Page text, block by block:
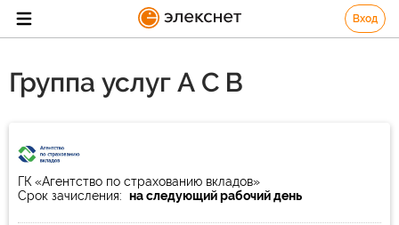
Вход
Группа услуг А С В
ГК «Агентство по страхованию вкладов»
Срок зачисления: на следующий рабочий день